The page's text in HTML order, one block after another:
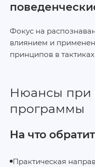
Фокус на
влиянием и
принципов в
Нюансы при
программы
На что
Практическая